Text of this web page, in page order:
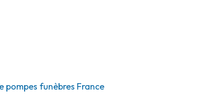
pompes funèbres France